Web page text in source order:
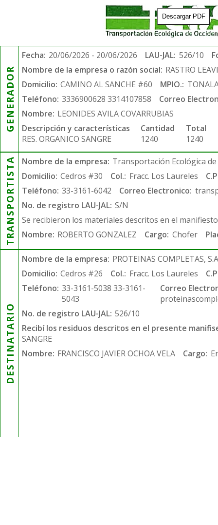
Descargar PDF
GENERADOR
Fecha: 20/06/2026 - 20/06/2026 LAU-JAL: 526/10
Nombre de la empresa o razón social: RASTRO
Domicilio: CAMINO AL SANCHE #60 MPIO.:
Teléfono: 3336900628 3314107858
Correo
Nombre: LEONIDES AVILA COVARRUBIAS
Descripción y características
RES. ORGANICO SANGRE
Cantidad
1240
Total
1240
TRANSPORTISTA Nombre de la empresa: Transportación Ecológica de
Domicilio: Cedros #30 Col.: Fracc. Los Laureles
Teléfono: 33-3161-6042 Correo Electronico:
No. de registro LAU-JAL: S/N
Se recibieron los materiales descritos en el
Nombre: ROBERTO GONZALEZ Cargo: Chofer
DESTINATARIO
Nombre de la empresa: PROTEINAS COMPLETAS,
Domicilio: Cedros #26 Col.: Fracc. Los Laureles
Teléfono: 33-3161-5038 33-3161-
5043
Correo
No. de registro LAU-JAL: 526/10
Recibí los residuos descritos en el presente
SANGRE
Nombre: FRANCISCO JAVIER OCHOA VELA Cargo: